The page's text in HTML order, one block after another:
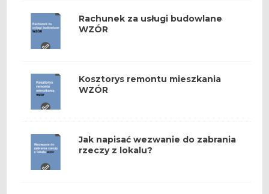
Rachunek za usługi budowlane
WZÓR
Kosztorys remontu mieszkania
WZÓR
Jak napisać wezwanie do zabrania
rzeczy z lokalu?